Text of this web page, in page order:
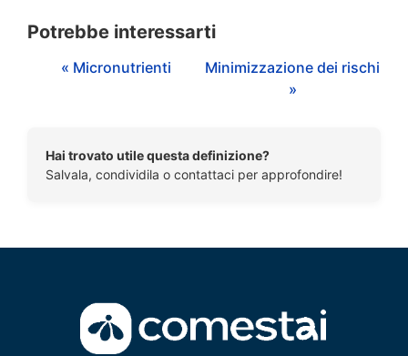
Potrebbe interessarti
« Micronutrienti
Minimizzazione dei rischi
»
Hai trovato utile questa definizione?
Salvala, condividila o contattaci per approfondire!